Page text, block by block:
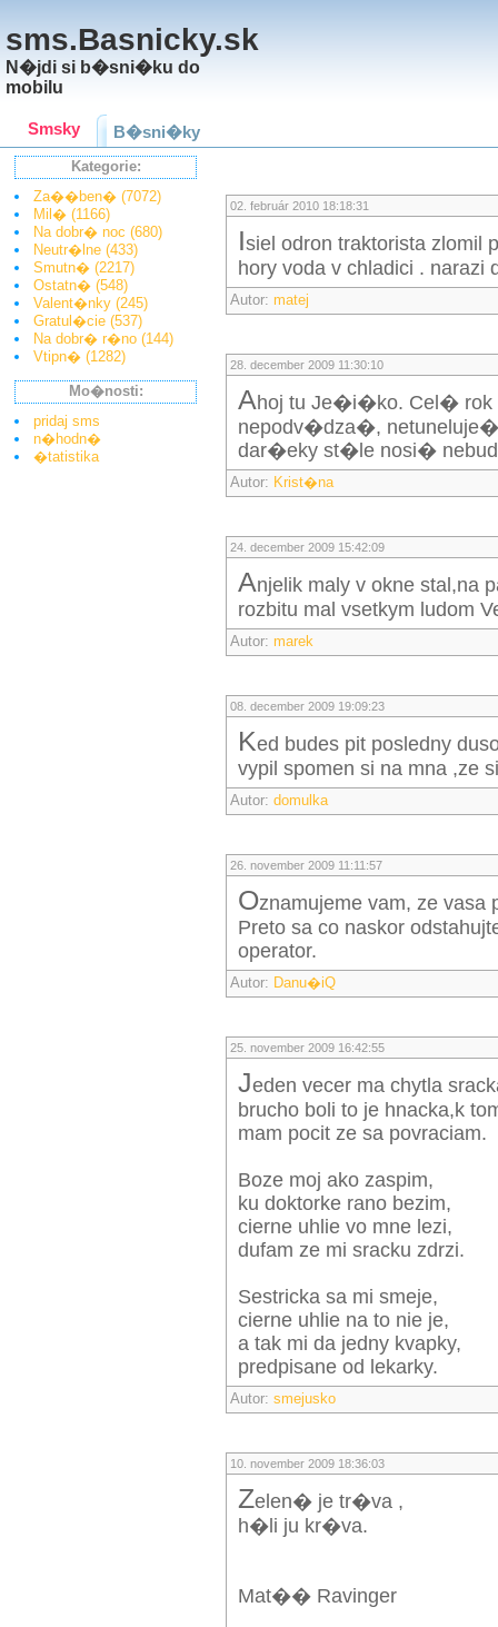
sms.Basnicky.sk
N�jdi si b�sni�ku do
mobilu
Smsky B�sni�ky
Kategorie:
Za��ben� (7072)
Mil� (1166)
Na dobr� noc (680)
Neutr�lne (433)
Smutn� (2217)
Ostatn� (548)
Valent�nky (245)
Gratul�cie (537)
Na dobr� r�no (144)
Vtipn� (1282)
Mo�nosti:
pridaj sms
n�hodn�
�tatistika
02. február 2010 18:18:31
isiel odron traktorista zlomil
hory voda v chladici . narazi
Autor: matej
28. december 2009 11:30:10
Ahoj tu Je�i�ko. Cel� rok
nepodv�dza�,
dar�eky st�le nosi�
Autor: Krist�na
24. december 2009 15:42:09
Anjelik maly v okne stal,na
rozbitu mal vsetkym ludom
Autor: marek
08. december 2009 19:09:23
Ked budes pit posledny
vypil spomen si na mna ,ze
Autor: domulka
26. november 2009 11:11:57
Oznamujeme vam, ze vasa
Preto sa co naskor
operator.
Autor: Danu�iQ
25. november 2009 16:42:55
jeden vecer ma chytla
brucho boli to je hnacka,k
mam pocit ze sa povraciam.
Boze moj ako zaspim,
ku doktorke rano bezim,
cierne uhlie vo mne lezi,
dufam ze mi sracku zdrzi.
Sestricka sa mi smeje,
cierne uhlie na to nie je,
a tak mi da jedny kvapky,
predpisane od lekarky.
Autor: smejusko
10. november 2009 18:36:03
Zelen� je tr�va ,
h�li ju kr�va.
Mat�� Ravinger